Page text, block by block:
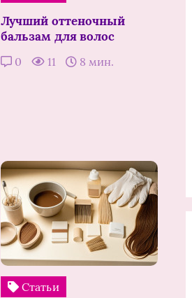
Лучший оттеночный
бальзам для волос
0 11 8 мин.
Статьи